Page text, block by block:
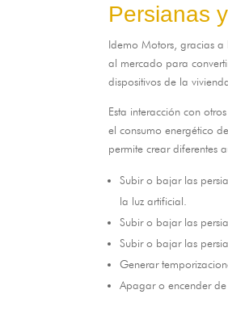
Persianas
Idemo Motors,gracias a
al mercado para
dispositivos de la
Esta interacción con
el consumo energético
permite crear diferentes
Subir o bajar las
la luz artificial
Subir o bajar las
Subir o bajar las
Generar
Apagar o encender